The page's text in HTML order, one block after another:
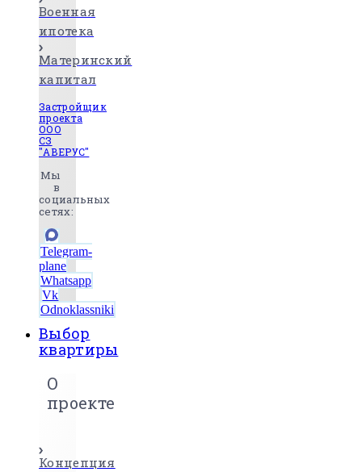
Военная
ипотека
Материнский
капитал
Застройщик
проекта
ООО
СЗ
"АВЕРУС"
Мы
в
социальных
сетях:
Telegram-
plane
Whatsapp
Vk
Odnoklassniki
Выбор
квартиры
О
проекте
Концепция